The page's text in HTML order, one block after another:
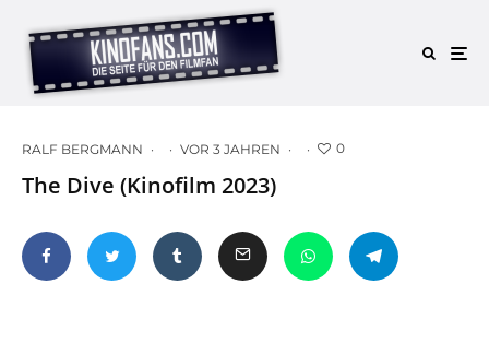
RALF BERGMANN · · VOR 3 JAHREN · · 0
The Dive (Kinofilm 2023)